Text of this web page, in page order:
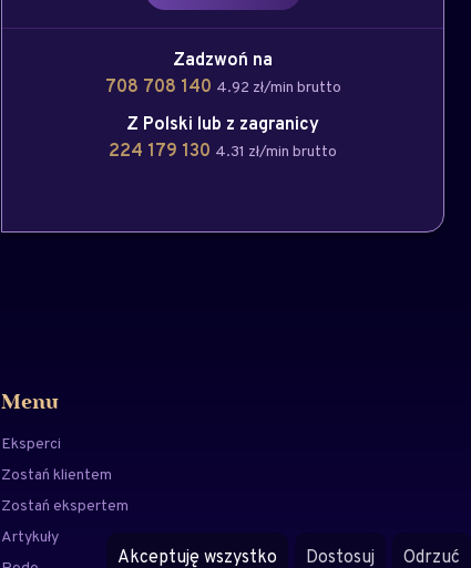
Zadzwoń na
708 708 140 4.92 zł/min brutto
Z Polski lub z zagranicy
224 179 130 4.31 zł/min brutto
Menu
Eksperci
Zostań klientem
Zostań ekspertem
Artykuły
Akceptuję wszystko Dostosuj Odrzuć